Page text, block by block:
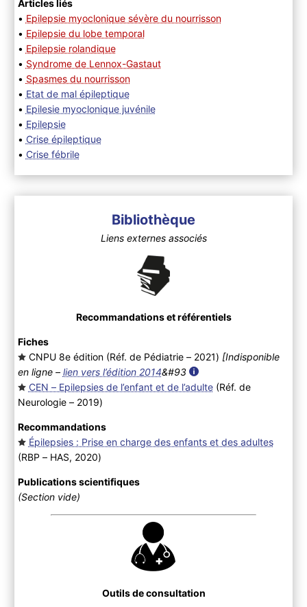
Articles liés
• Epilepsie myoclonique sévère du nourrisson
• Epilepsie du lobe temporal
• Epilepsie rolandique
• Syndrome de Lennox-Gastaut
• Spasmes du nourrisson
• Etat de mal épileptique
• Epilesie myoclonique juvénile
• Epilepsie
• Crise épileptique
• Crise fébrile
Bibliothèque
Liens externes associés
Recommandations et référentiels
Fiches
CNPU 8e édition (Réf. de Pédiatrie – 2021) [Indisponible
en ligne – lien vers l’édition 2014&#93
CEN – Epilepsies de l’enfant et de l’adulte(Réf. de
Neurologie – 2019)
Recommandations
Épilepsies : Prise en charge des enfants et des adultes
(RBP – HAS, 2020)
Publications scientifiques
(Section vide)
Outils de consultation